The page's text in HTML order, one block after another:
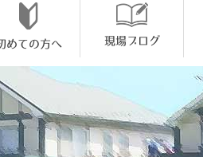
めての方へ 現場ブログ